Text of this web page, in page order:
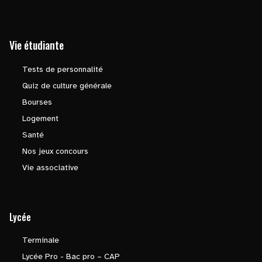
Vie étudiante
Tests de personnalité
Quiz de culture générale
Bourses
Logement
Santé
Nos jeux concours
Vie associative
Lycée
Terminale
Lycée Pro - Bac pro – CAP